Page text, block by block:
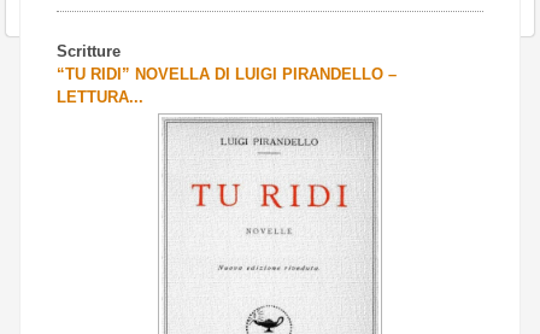
Scritture
“TU RIDI” NOVELLA DI LUIGI PIRANDELLO –
LETTURA...